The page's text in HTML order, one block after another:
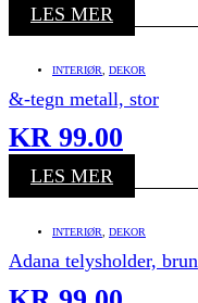
LES MER
INTERIØR DEKOR
&-tegn metall, stor
KR 99.00
LES MER
INTERIØR DEKOR
Adana telysholder, brun